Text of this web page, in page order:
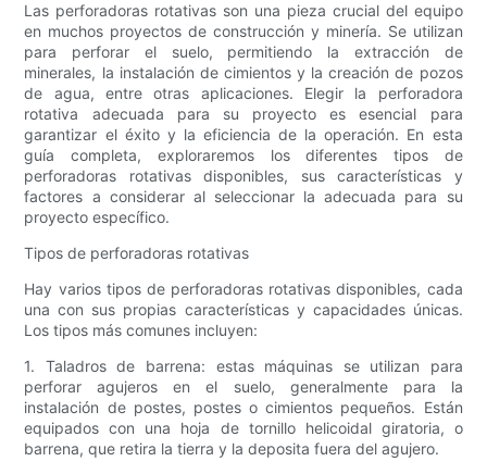
Las perforadoras rotativas son una pieza crucial del equipo
en muchos proyectos de construcción y minería. Se utilizan
para perforar el suelo, permitiendo la extracción de
minerales, la instalación de cimientos y la creación de pozos
de agua, entre otras aplicaciones. Elegir la perforadora
rotativa adecuada para su proyecto es esencial para
garantizar el éxito y la eficiencia de la operación. En esta
guía completa, exploraremos los diferentes tipos de
perforadoras rotativas disponibles, sus características y
factores a considerar al seleccionar la adecuada para su
proyecto específico.
Tipos de perforadoras rotativas
Hay varios tipos de perforadoras rotativas disponibles, cada
una con sus propias características y capacidades únicas.
Los tipos más comunes incluyen:
1. Taladros de barrena: estas máquinas se utilizan para
perforar agujeros en el suelo, generalmente para la
instalación de postes, postes o cimientos pequeños. Están
equipados con una hoja de tornillo helicoidal giratoria, o
barrena, que retira la tierra y la deposita fuera del agujero.